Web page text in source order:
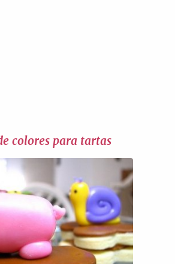
colores para tartas